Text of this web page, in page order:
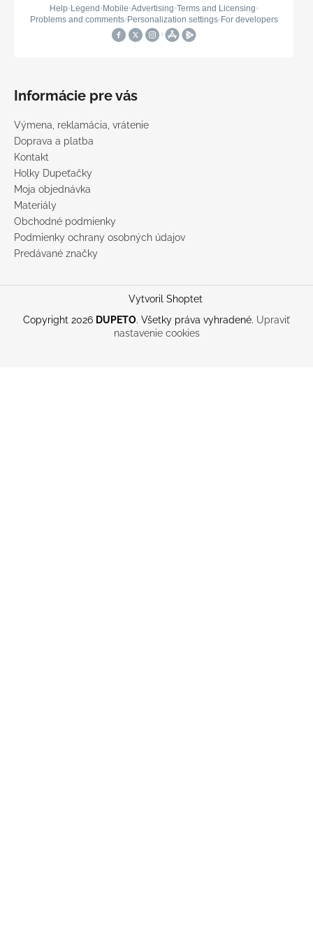
Informácie pre vás
Výmena, reklamácia, vrátenie
Doprava a platba
Kontakt
Holky Dupeťačky
Moja objednávka
Materiály
Obchodné podmienky
Podmienky ochrany osobných údajov
Predávané značky
Vytvoril Shoptet
Copyright 2026 DUPETO. Všetky práva vyhradené. Upraviť
nastavenie cookies